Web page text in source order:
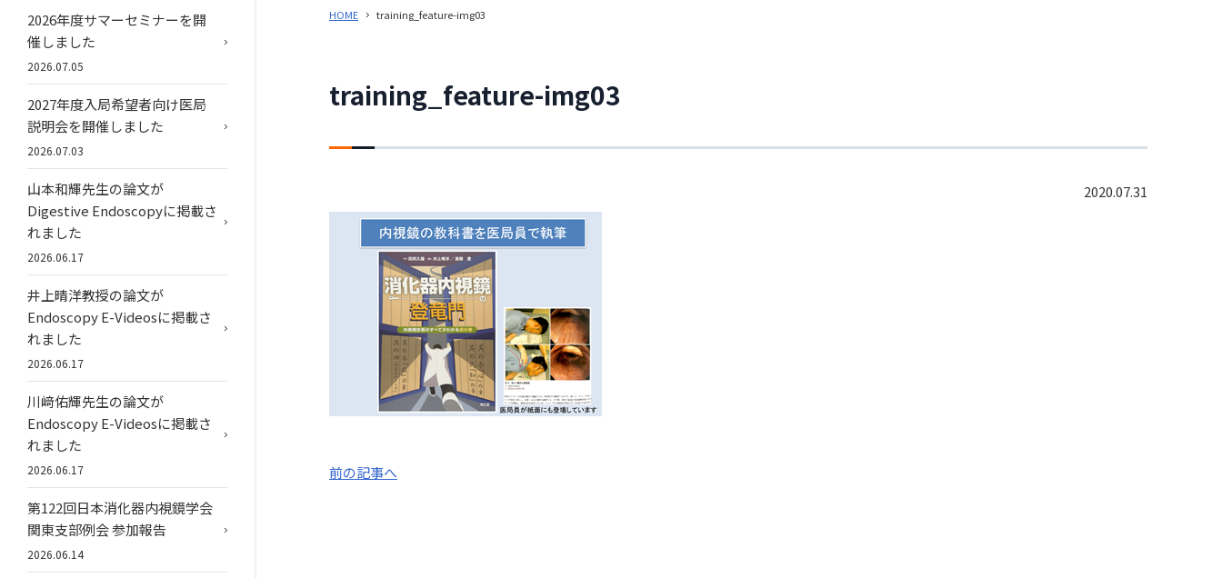
HOME training_feature-img03
training_feature-img03
2020.07.31
前の記事へ
2026年度サマーセミナーを開
催しました
2026.07.05
2027年度入局希望者向け医局
説明会を開催しました
2026.07.03
山本和輝先生の論文が
Digestive Endoscopyに掲載さ
れました
2026.06.17
井上晴洋教授の論文が
Endoscopy E-Videosに掲載さ
れました
2026.06.17
川﨑佑輝先生の論文が
Endoscopy E-Videosに掲載さ
れました
2026.06.17
第122回日本消化器内視鏡学会
関東支部例会 参加報告
2026.06.14